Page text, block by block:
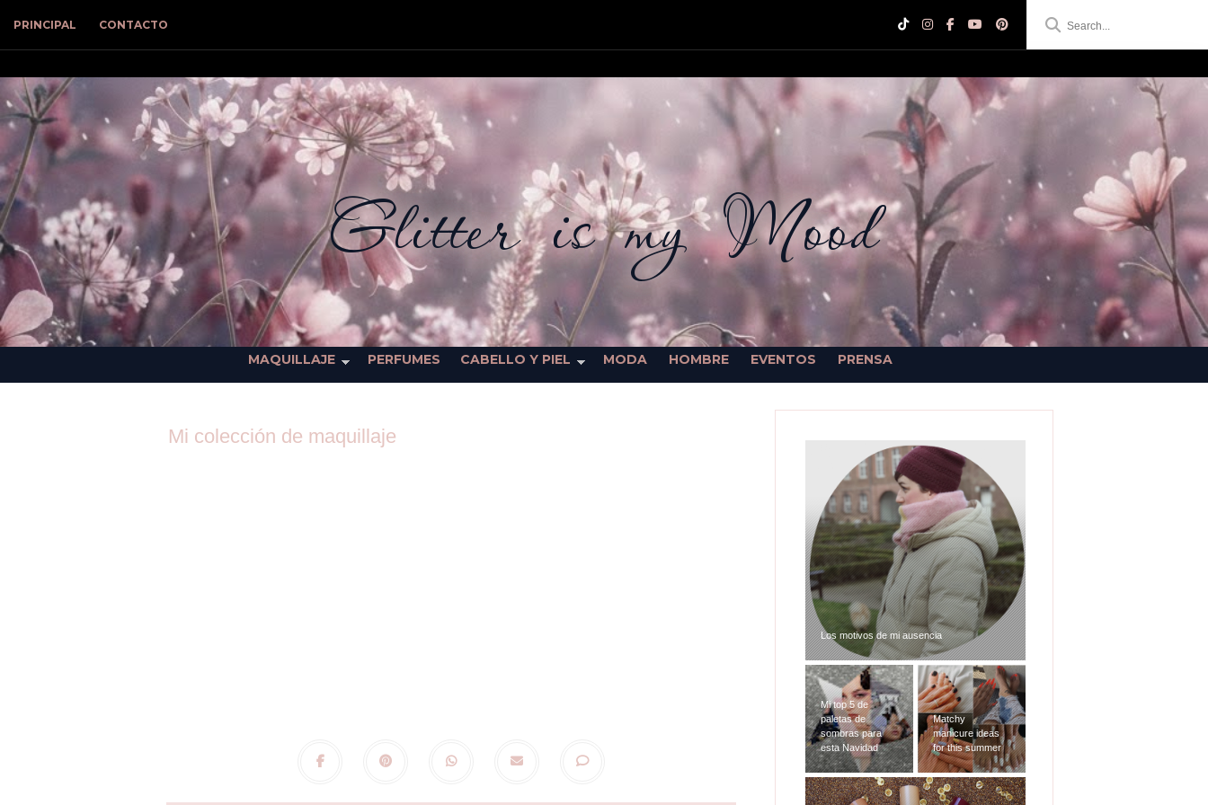
PRINCIPAL CONTACTO
Glitter is my Mood
MAQUILLAJE PERFUMES CABELLO Y PIEL MODA HOMBRE EVENTOS
PRENSA
Mi colección de maquillaje
Los motivos de mi ausencia
Mi top 5 de
paletas de
sombras para
esta Navidad
Matchy
manicure ideas
for this summer